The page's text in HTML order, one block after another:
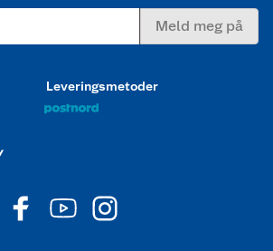
Meld meg på
Leveringsmetoder